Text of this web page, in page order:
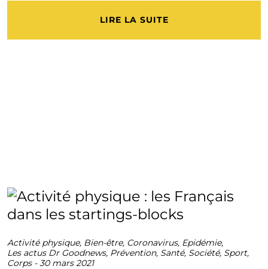
LIRE LA SUITE
Activité physique, Bien-être, Coronavirus, Epidémie,
Les actus Dr Goodnews, Prévention, Santé, Société, Sport,
Corps-30 mars 2021